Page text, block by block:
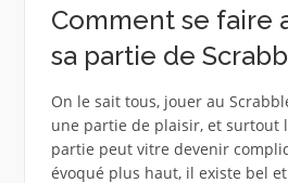
Comment se faire
sa partie de
On le sait tous, jouer au
une partie de plaisir, et surtout
partie peut vitre devenir
évoqué plus haut, il existe bel